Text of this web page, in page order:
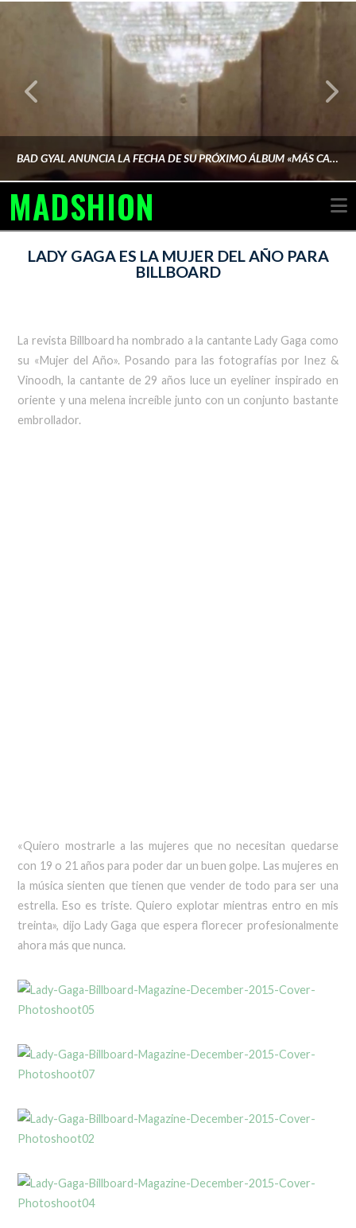
BAD GYAL ANUNCIA LA FECHA DE SU PRÓXIMO ÁLBUM «MÁS CARA»
MADSHION
LADY GAGA ES LA MUJER DEL AÑO PARA
BILLBOARD
La revista Billboard ha nombrado a la cantante Lady Gaga como
su «Mujer del Año». Posando para las fotografías por Inez &
Vinoodh, la cantante de 29 años luce un eyeliner inspirado en
oriente y una melena increíble junto con un conjunto bastante
embrollador.
«Quiero mostrarle a las mujeres que no necesitan quedarse
con 19 o 21 años para poder dar un buen golpe. Las mujeres en
la música sienten que tienen que vender de todo para ser una
estrella. Eso es triste. Quiero explotar mientras entro en mis
treinta», dijo Lady Gaga que espera florecer profesionalmente
ahora más que nunca.